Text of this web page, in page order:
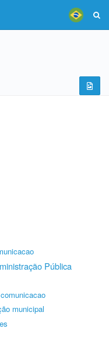
Pública
municipal